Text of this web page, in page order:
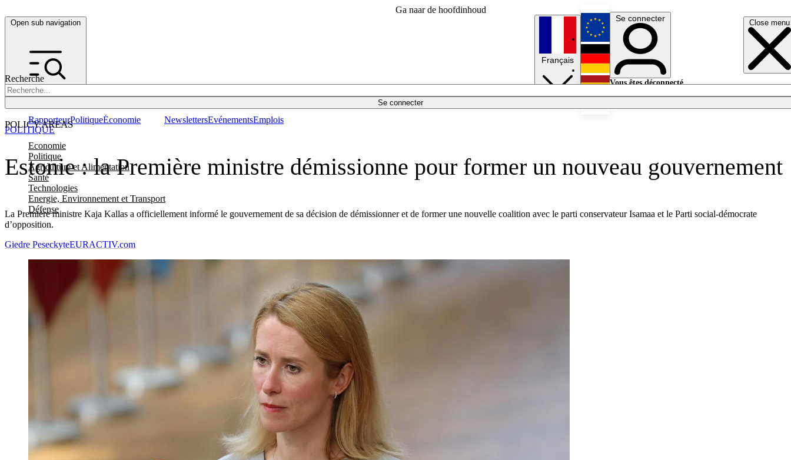
Ga naar de hoofdinhoud
Open sub navigation Close menu
Recherche
Se connecter
POLICY AREAS
Economie
Politique
Agriculture et Alimentation
Santé
Technologies
Energie, Environnement et Transport
Défense
RapporteurPolitiqueÉconomie NewslettersEvénementsEmplois
Français
English
Deutsch
Se connecter
Vous êtes déconnecté.
Estonie : la Première ministre démissionne pour former un nouveau gouvernement
La Première ministre Kaja Kallas a officiellement informé le gouvernement de sa décision de démissionner et de former une nouvelle coalition avec le parti conservateur Isamaa et le Parti social-démocrate
d’opposition.
POLITIQUE
Giedre PeseckyteEURACTIV.com